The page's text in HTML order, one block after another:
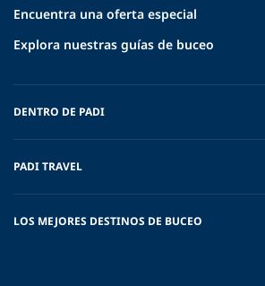
Encuentra una oferta especial
Explora nuestras guías de buceo
DENTRO DE PADI
PADI TRAVEL
LOS MEJORES DESTINOS DE BUCEO